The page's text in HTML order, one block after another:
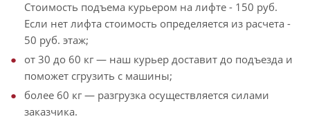
Стоимость подъема курьером на лифте - 150 руб.
Если нет лифта стоимость определяется из расчета -
50 руб. этаж;
от 30 до 60 кг — наш курьер доставит до подъезда и
поможет сгрузить с машины;
более 60 кг — разгрузка осуществляется силами
заказчика.